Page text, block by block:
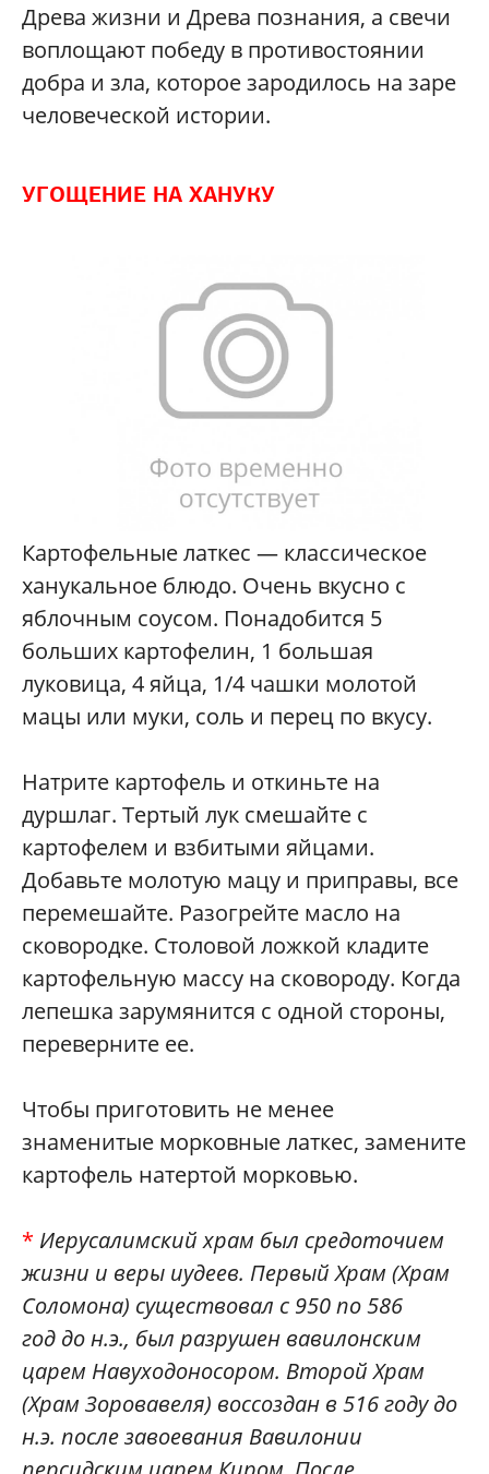
Древа жизни и Древа познания, а свечи
воплощают победу в противостоянии
добра и зла, которое зародилось на заре
человеческой истории.
УГОЩЕНИЕ НА ХАНУКУ
Картофельные латкес — классическое
ханукальное блюдо. Очень вкусно с
яблочным соусом. Понадобится 5
больших картофелин, 1 большая
луковица, 4 яйца, 1/4 чашки молотой
мацы или муки, соль и перец по вкусу.
Натрите картофель и откиньте на
дуршлаг. Тертый лук смешайте с
картофелем и взбитыми яйцами.
Добавьте молотую мацу и приправы, все
перемешайте. Разогрейте масло на
сковородке. Столовой ложкой кладите
картофельную массу на сковороду. Когда
лепешка зарумянится с одной стороны,
переверните ее.
Чтобы приготовить не менее
знаменитые морковные латкес, замените
картофель натертой морковью.
* Иерусалимский храм был средоточием
жизни и веры иудеев. Первый Храм (Храм
Соломона) существовал с 950 по 586
год до н.э., был разрушен вавилонским
царем Навуходоносором. Второй Храм
(Храм Зоровавеля) воссоздан в 516 году до
н.э. после завоевания Вавилонии